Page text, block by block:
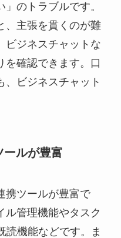
のトラブルです。
、主張を貫くのが難
ビジネスチャットな
を確認できます。口
、ビジネスチャット
ールが豊富
携ツールが豊富で
ル管理機能やタスク
読機能などです。ま